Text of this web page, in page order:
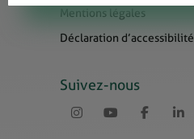
Mentions légales
Déclaration d’accessibilité
Suivez-nous